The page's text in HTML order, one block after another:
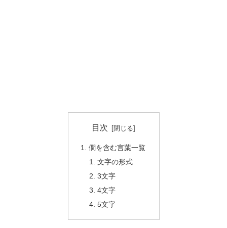
目次
僴を含む言葉一覧
文字の形式
3文字
4文字
5文字